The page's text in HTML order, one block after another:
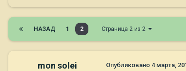
НАЗАД 1 2 Страница 2 из 2
mon solei Опубликовано 4 марта,